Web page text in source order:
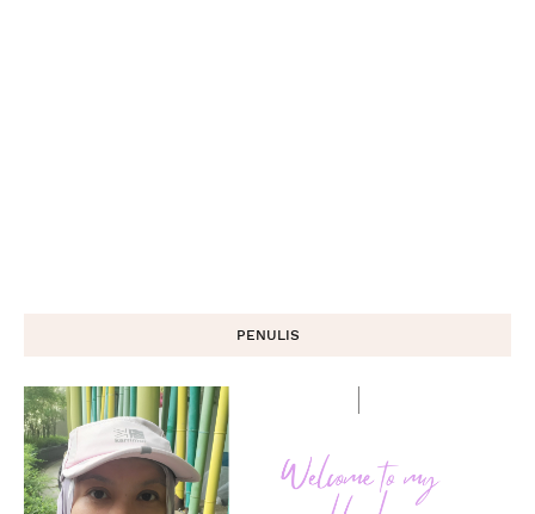
PENULIS